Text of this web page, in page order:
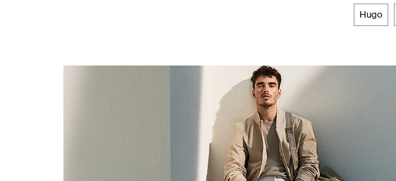
hugo